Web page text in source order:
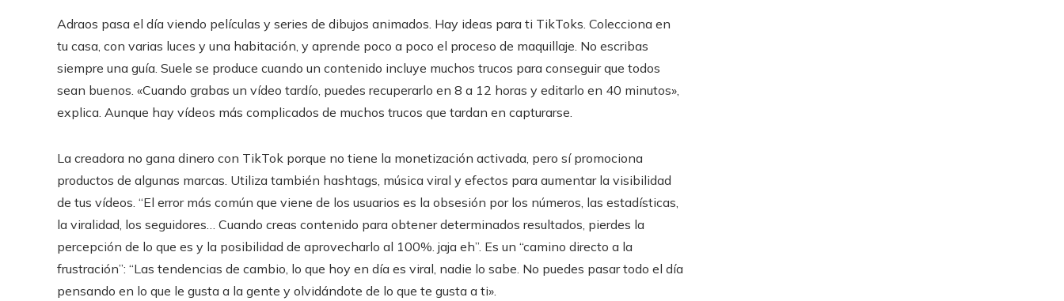
Adraos pasa el día viendo películas y series de dibujos animados. Hay ideas para ti TikToks. Colecciona en
tu casa, con varias luces y una habitación, y aprende poco a poco el proceso de maquillaje. No escribas
siempre una guía. Suele se produce cuando un contenido incluye muchos trucos para conseguir que todos
sean buenos. «Cuando grabas un vídeo tardío, puedes recuperarlo en 8 a 12 horas y editarlo en 40 minutos»,
explica. Aunque hay vídeos más complicados de muchos trucos que tardan en capturarse.
La creadora no gana dinero con TikTok porque no tiene la monetización activada, pero sí promociona
productos de algunas marcas. Utiliza también hashtags, música viral y efectos para aumentar la visibilidad
de tus vídeos. “El error más común que viene de los usuarios es la obsesión por los números, las estadísticas,
la viralidad, los seguidores… Cuando creas contenido para obtener determinados resultados, pierdes la
percepción de lo que es y la posibilidad de aprovecharlo al 100%. jaja eh”. Es un “camino directo a la
frustración”: “Las tendencias de cambio, lo que hoy en día es viral, nadie lo sabe. No puedes pasar todo el día
pensando en lo que le gusta a la gente y olvidándote de lo que te gusta a ti».